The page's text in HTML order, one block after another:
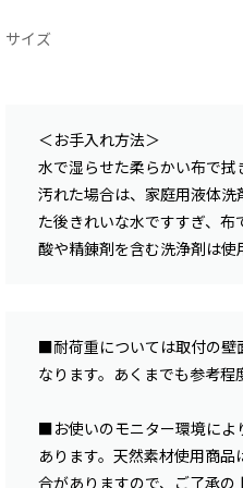
サイズ
＜お手入れ方法＞
水で湿らせた柔らかい布で拭
汚れた場合は、家庭用液体
た後きれいな水ですすぎ、布
酸や精錬剤を含む洗浄剤は使
■耐荷重については取付の壁
なります。あくまでも参考程
■お使いのモニター環境によ
あります。天然素材使用商
合がありますので、ご了承